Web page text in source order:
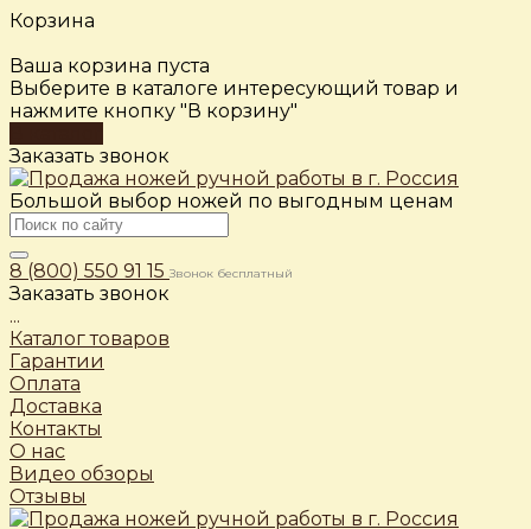
Корзина
Ваша корзина пуста
Выберите в каталоге интересующий товар и
нажмите кнопку "В корзину"
Заказать звонок
Большой выбор ножей по выгодным ценам
8 (800) 550 91 15 Звонок бесплатный
Заказать звонок
...
Каталог товаров
Гарантии
Оплата
Доставка
Контакты
О нас
Видео обзоры
Отзывы